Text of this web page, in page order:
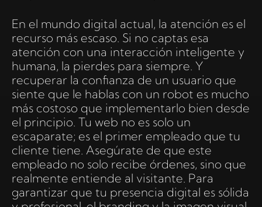
En el mundo digital actual, la atención es el
recurso más escaso. Si no captas esa
atención con una interacción inteligente y
humana, la pierdes para siempre. Y
recuperar la confianza de un usuario que
siente que le hablas con un robot es mucho
más costoso que implementarlo bien desde
el principio. Tu web no es solo un
escaparate; es el primer empleado que tu
cliente tiene. Asegúrate de que este
empleado no solo recibe órdenes, sino que
realmente entiende al visitante. Para
garantizar que tu presencia digital es sólida